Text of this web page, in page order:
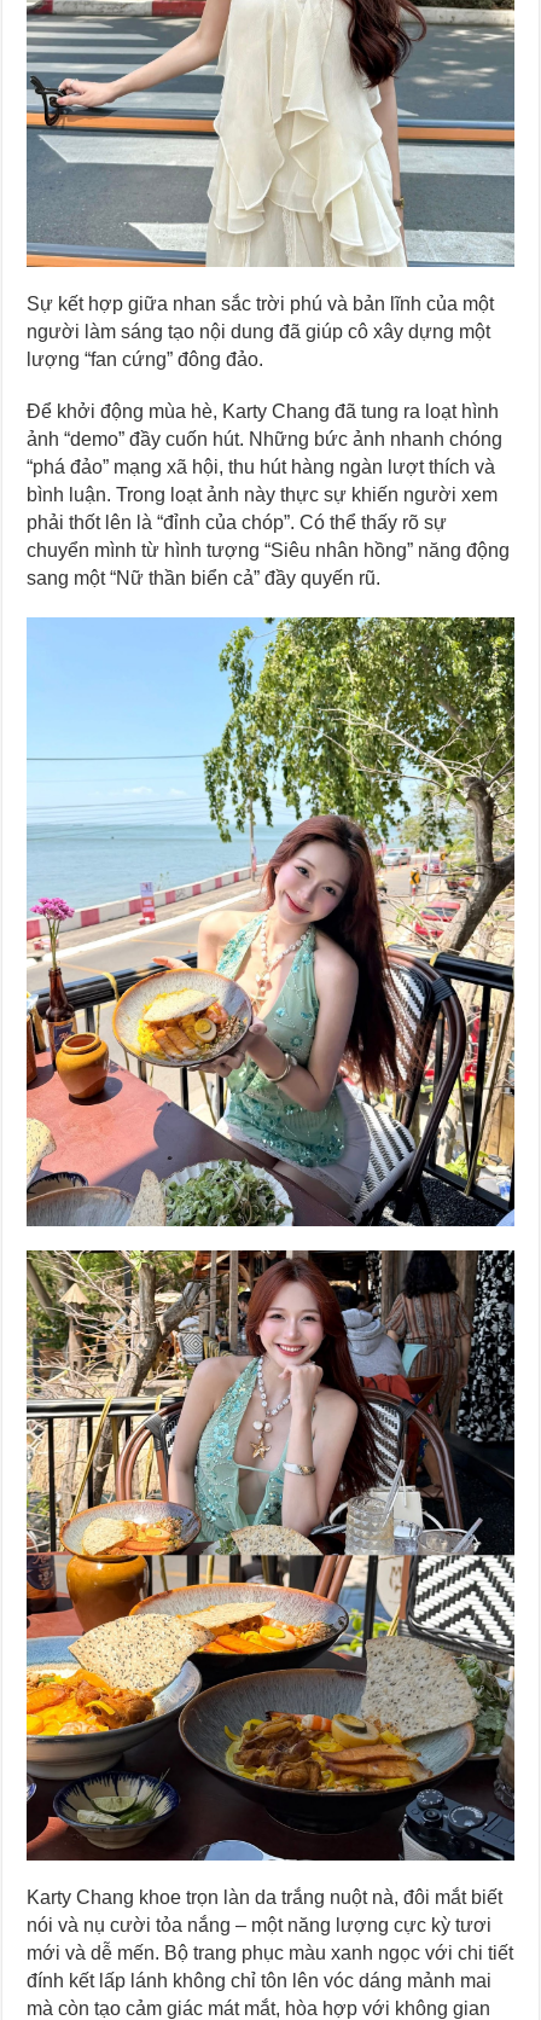
Sự kết hợp giữa nhan sắc trời phú và bản lĩnh của một
người làm sáng tạo nội dung đã giúp cô xây dựng một
lượng “fan cứng” đông đảo.
Để khởi động mùa hè, Karty Chang đã tung ra loạt hình
ảnh “demo” đầy cuốn hút. Những bức ảnh nhanh chóng
“phá đảo” mạng xã hội, thu hút hàng ngàn lượt thích và
bình luận. Trong loạt ảnh này thực sự khiến người xem
phải thốt lên là “đỉnh của chóp”. Có thể thấy rõ sự
chuyển mình từ hình tượng “Siêu nhân hồng” năng động
sang một “Nữ thần biển cả” đầy quyến rũ.
Karty Chang khoe trọn làn da trắng nuột nà, đôi mắt biết
nói và nụ cười tỏa nắng – một năng lượng cực kỳ tươi
mới và dễ mến. Bộ trang phục màu xanh ngọc với chi tiết
đính kết lấp lánh không chỉ tôn lên vóc dáng mảnh mai
mà còn tạo cảm giác mát mắt, hòa hợp với không gian